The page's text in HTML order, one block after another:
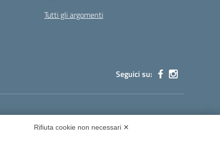
Tutti gli argomenti
Seguici su:
Rifiuta cookie non necessari ✕